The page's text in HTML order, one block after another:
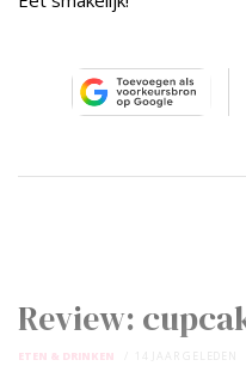
Review:
ETEN & DRINKEN